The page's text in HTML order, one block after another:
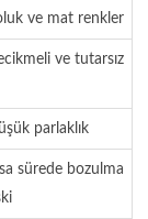
ve mat renkler
ve tutarsız
parlaklık
sürede bozulma